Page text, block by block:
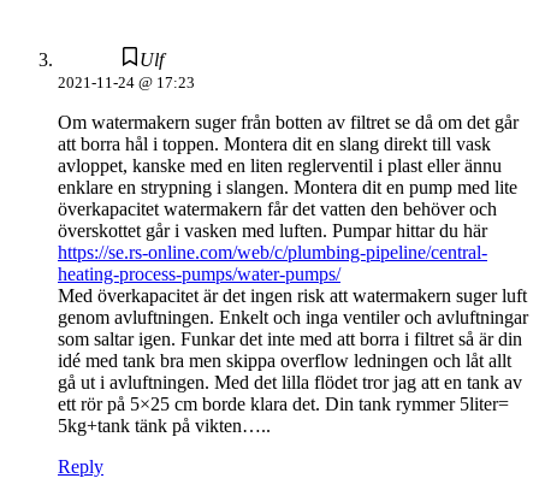
Ulf
2021-11-24 @ 17:23
Om watermakern suger från botten av filtret se då om det går
att borra hål i toppen. Montera dit en slang direkt till vask
avloppet, kanske med en liten reglerventil i plast eller ännu
enklare en strypning i slangen. Montera dit en pump med lite
överkapacitet watermakern får det vatten den behöver och
överskottet går i vasken med luften. Pumpar hittar du här
https://se.rs-online.com/web/c/plumbing-pipeline/central-
heating-process-pumps/water-pumps/
Med överkapacitet är det ingen risk att watermakern suger luft
genom avluftningen. Enkelt och inga ventiler och avluftningar
som saltar igen. Funkar det inte med att borra i filtret så är din
idé med tank bra men skippa overflow ledningen och låt allt
gå ut i avluftningen. Med det lilla flödet tror jag att en tank av
ett rör på 5×25 cm borde klara det. Din tank rymmer 5liter=
5kg+tank tänk på vikten…..
Reply